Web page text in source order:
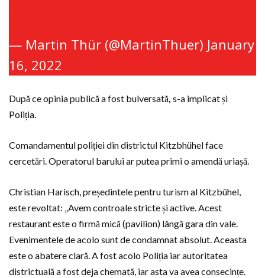
— Martin Thür (@MartinThuer) January
16, 2022
După ce opinia publică a fost bulversată, s-a implicat și
Poliția.
Comandamentul poliției din districtul Kitzbhühel face
cercetări. Operatorul barului ar putea primi o amendă uriașă.
Christian Harisch, președintele pentru turism al Kitzbühel,
este revoltat: „Avem controale stricte și active. Acest
restaurant este o firmă mică (pavilion) lângă gara din vale.
Evenimentele de acolo sunt de condamnat absolut. Aceasta
este o abatere clară. A fost acolo Poliția iar autoritatea
districtuală a fost deja chemată, iar asta va avea consecințe.